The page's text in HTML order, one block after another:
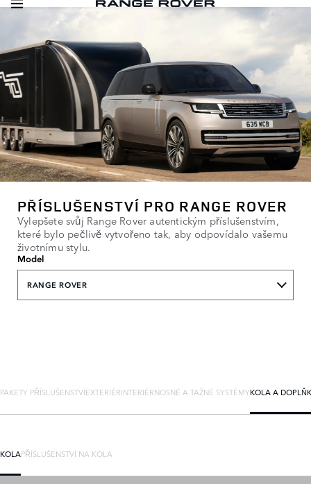
PŘÍSLUŠENSTVÍ PRO RANGE ROVER
Vylepšete svůj Range Rover autentickým příslušenstvím,
které bylo pečlivě vytvořeno tak, aby odpovídalo vašemu
životnímu stylu.
Model
RANGE ROVER
PAKETY PŘÍSLUŠENSTVÍEXTERIÉRINTERIÉRNOSNÉ A TAŽNÉ SYSTÉMYKOLA A
KOLAPŘÍSLUŠENSTVÍ NA KOLA